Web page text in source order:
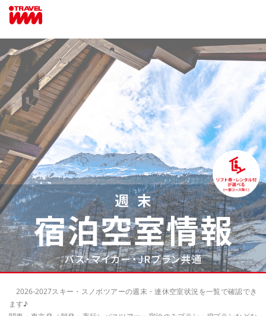
2026-2027スキー・スノボツアーの週末・連休空室状況を一覧で確認でき
ます♪